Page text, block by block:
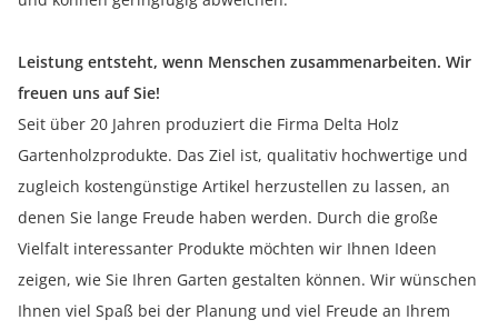
Leistung entsteht, wenn Menschen zusammenarbeiten. Wir
freuen uns auf Sie!
Seit über 20 Jahren produziert die Firma Delta Holz
Gartenholzprodukte. Das Ziel ist, qualitativ hochwertige und
zugleich kostengünstige Artikel herzustellen zu lassen, an
denen Sie lange Freude haben werden. Durch die große
Vielfalt interessanter Produkte möchten wir Ihnen Ideen
zeigen, wie Sie Ihren Garten gestalten können. Wir wünschen
Ihnen viel Spaß bei der Planung und viel Freude an Ihrem